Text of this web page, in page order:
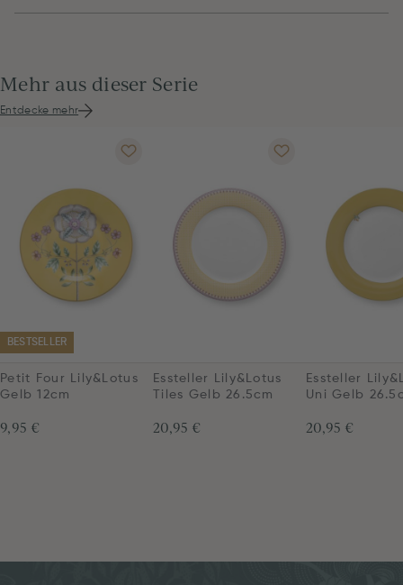
Mehr aus dieser Serie
Entdecke mehr
BESTSELLER
Petit Four Lily&Lotus
Gelb 12cm
9,95 €
Essteller Lily&Lotus
Tiles Gelb 26.5cm
20,95 €
Essteller
Uni Gelb
20,95 €